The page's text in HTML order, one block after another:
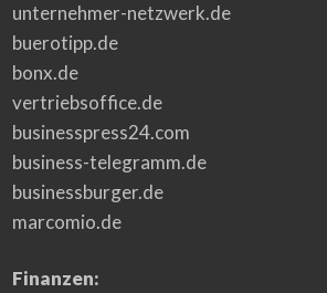
unternehmer-netzwerk.de
buerotipp.de
bonx.de
vertriebsoffice.de
businesspress24.com
business-telegramm.de
businessburger.de
marcomio.de
Finanzen: